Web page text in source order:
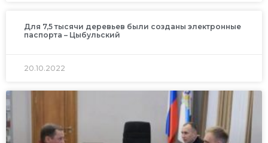
Для 7,5 тысячи деревьев были созданы электронные
паспорта – Цыбульский
20.10.2022